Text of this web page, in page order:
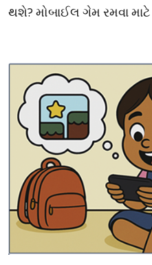
થશે? મોબાઈલ ગેમ રમવા માટે